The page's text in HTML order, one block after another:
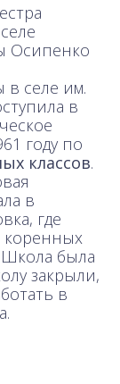
Осипенко
селе им.
в
году по
классов.
в
где
коренных
была
закрыли,
в